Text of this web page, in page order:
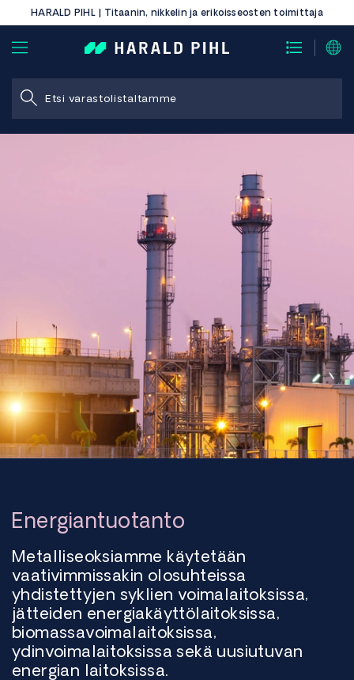
HARALD PIHL | Titaanin, nikkelin ja erikoisseosten toimittaja
Energiantuotanto
Metalliseoksiamme käytetään
vaativimmissakin olosuhteissa
yhdistettyjen syklien voimalaitoksissa,
jätteiden energiakäyttölaitoksissa,
biomassavoimalaitoksissa,
ydinvoimalaitoksissa sekä uusiutuvan
energian laitoksissa.